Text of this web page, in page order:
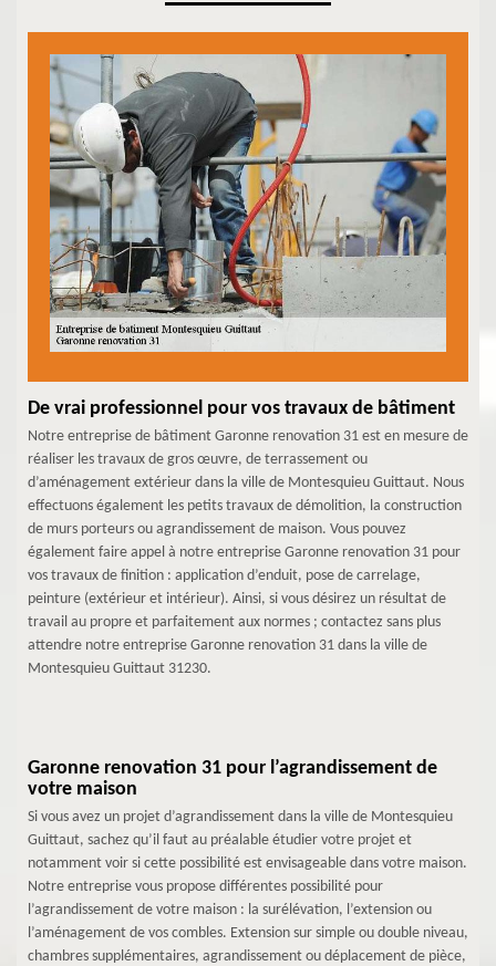
De vrai professionnel pour vos travaux de bâtiment
Notre entreprise de bâtiment Garonne renovation 31 est en mesure de
réaliser les travaux de gros œuvre, de terrassement ou
d’aménagement extérieur dans la ville de Montesquieu Guittaut. Nous
effectuons également les petits travaux de démolition, la construction
de murs porteurs ou agrandissement de maison. Vous pouvez
également faire appel à notre entreprise Garonne renovation 31 pour
vos travaux de finition : application d’enduit, pose de carrelage,
peinture (extérieur et intérieur). Ainsi, si vous désirez un résultat de
travail au propre et parfaitement aux normes ; contactez sans plus
attendre notre entreprise Garonne renovation 31 dans la ville de
Montesquieu Guittaut 31230.
Garonne renovation 31 pour l’agrandissement de
votre maison
Si vous avez un projet d’agrandissement dans la ville de Montesquieu
Guittaut, sachez qu’il faut au préalable étudier votre projet et
notamment voir si cette possibilité est envisageable dans votre maison.
Notre entreprise vous propose différentes possibilité pour
l’agrandissement de votre maison : la surélévation, l’extension ou
l’aménagement de vos combles. Extension sur simple ou double niveau,
chambres supplémentaires, agrandissement ou déplacement de pièce,